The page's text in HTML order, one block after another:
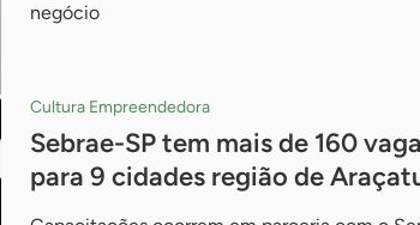
negócio
Cultura Empreendedora
Sebrae-SP tem mais de 160
para 9 cidades região de